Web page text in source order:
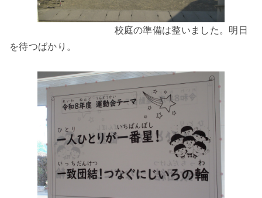
校庭の準備は整いました。明日
を待つばかり。